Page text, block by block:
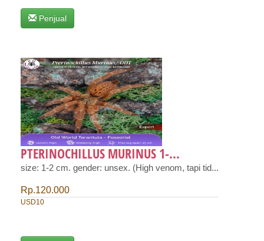
Penjual
PTERINOCHILLUS MURINUS 1-...
size: 1-2 cm. gender: unsex. (High venom, tapi tid...
Rp.120.000
USD10